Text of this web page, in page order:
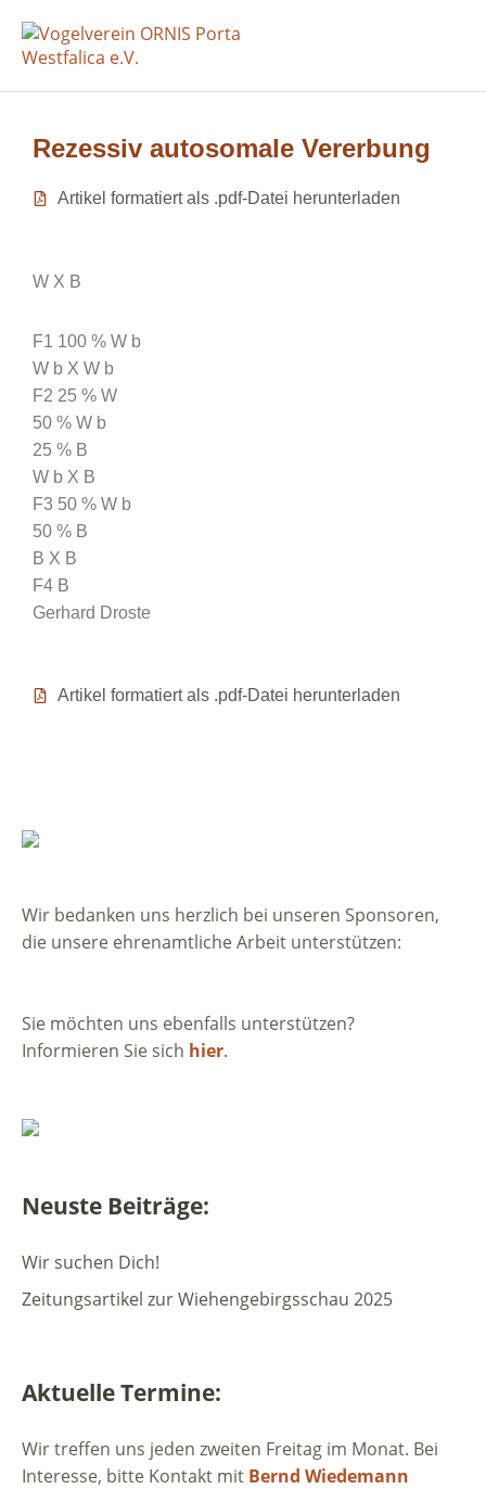
Rezessiv autosomale Vererbung
Artikel formatiert als .pdf-Datei herunterladen
W X B
F1 100 % W b
W b X W b
F2 25 % W
50 % W b
25 % B
W b X B
F3 50 % W b
50 % B
B X B
F4 B
Gerhard Droste
Artikel formatiert als .pdf-Datei herunterladen
Wir bedanken uns herzlich bei unseren Sponsoren,
die unsere ehrenamtliche Arbeit unterstützen:
Sie möchten uns ebenfalls unterstützen?
Informieren Sie sich hier.
Neuste Beiträge:
Wir suchen Dich!
Zeitungsartikel zur Wiehengebirgsschau 2025
Aktuelle Termine:
Wir treffen uns jeden zweiten Freitag im Monat. Bei
Interesse, bitte Kontakt mit Bernd Wiedemann